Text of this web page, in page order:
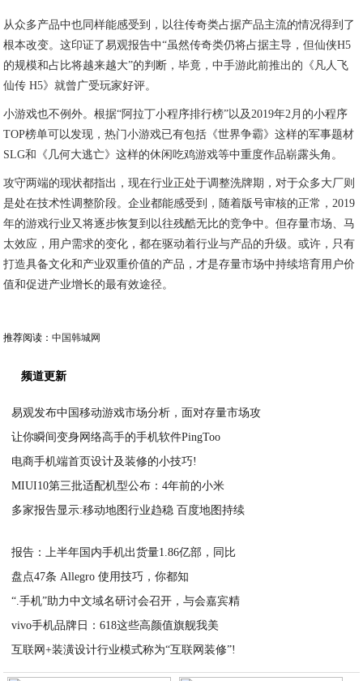
从众多产品中也同样能感受到，以往传奇类占据产品主流的情况得到了
根本改变。这印证了易观报告中“虽然传奇类仍将占据主导，但仙侠H5
的规模和占比将越来越大”的判断，毕竟，中手游此前推出的《凡人飞
仙传 H5》就曾广受玩家好评。
小游戏也不例外。根据“阿拉丁小程序排行榜”以及2019年2月的小程序
TOP榜单可以发现，热门小游戏已有包括《世界争霸》这样的军事题材
SLG和《几何大逃亡》这样的休闲吃鸡游戏等中重度作品崭露头角。
攻守两端的现状都指出，现在行业正处于调整洗牌期，对于众多大厂则
是处在技术性调整阶段。企业都能感受到，随着版号审核的正常，2019
年的游戏行业又将逐步恢复到以往残酷无比的竞争中。但存量市场、马
太效应，用户需求的变化，都在驱动着行业与产品的升级。或许，只有
打造具备文化和产业双重价值的产品，才是存量市场中持续培育用户价
值和促进产业增长的最有效途径。
推荐阅读：中国韩城网
频道更新
易观发布中国移动游戏市场分析，面对存量市场攻
让你瞬间变身网络高手的手机软件PingToo
电商手机端首页设计及装修的小技巧!
MIUI10第三批适配机型公布：4年前的小米
多家报告显示:移动地图行业趋稳 百度地图持续
报告：上半年国内手机出货量1.86亿部，同比
盘点47条 Allegro 使用技巧，你都知
“.手机”助力中文域名研讨会召开，与会嘉宾精
vivo手机品牌日：618这些高颜值旗舰我美
互联网+装潢设计行业模式称为“互联网装修”!
2021-02-22